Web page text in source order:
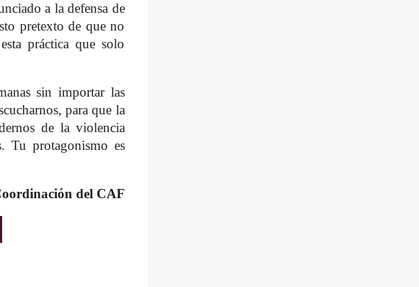
a la defensa de
pretexto de que no
práctica que solo
sin importar las
para que la
de la violencia
Tu protagonismo es
del CAF